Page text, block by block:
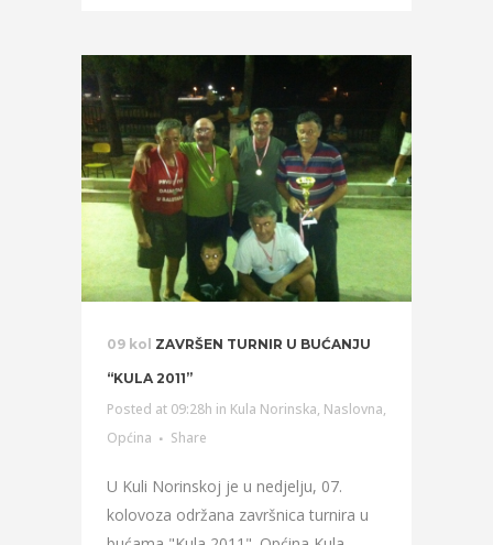
09 kol ZAVRŠEN TURNIR U BUĆANJU
“KULA 2011”
Posted at 09:28h in Kula Norinska, Naslovna,
Općina
Share
U Kuli Norinskoj je u nedjelju, 07.
kolovoza održana završnica turnira u